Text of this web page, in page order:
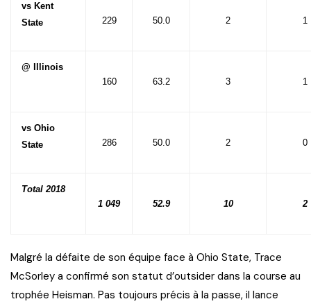
vs Kent
State
229 50.0 2 1
@ Illinois
160
63.2 3 1
vs Ohio
State
286 50.0 2 0
Total 2018
1 049
52.9 10 2
Malgré la défaite de son équipe face à Ohio State, Trace
McSorley a confirmé son statut d’outsider dans la course au
trophée Heisman. Pas toujours précis à la passe, il lance